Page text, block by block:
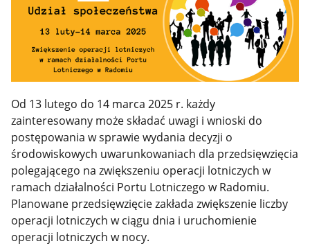
Od 13 lutego do 14 marca 2025 r. każdy
zainteresowany może składać uwagi i wnioski do
postępowania w sprawie wydania decyzji o
środowiskowych uwarunkowaniach dla przedsięwzięcia
polegającego na zwiększeniu operacji lotniczych w
ramach działalności Portu Lotniczego w Radomiu.
Planowane przedsięwzięcie zakłada zwiększenie liczby
operacji lotniczych w ciągu dnia i uruchomienie
operacji lotniczych w nocy.